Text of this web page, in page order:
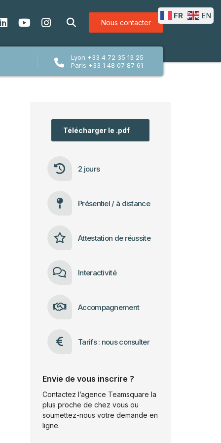
Nous contacter
Lyon +33 4 72 35 13 25
Paris +33 1 48 07 87 61
Télécharger le .pdf
2 jours
Présentiel / à distance
Attestation de réussite
Interactivité
Accompagnement
Tarifs : nous consulter
Envie de vous inscrire ?
Contactez l’agence Teamsquare la
plus proche de chez vous ou
soumettez-nous votre demande en
ligne.
FR EN